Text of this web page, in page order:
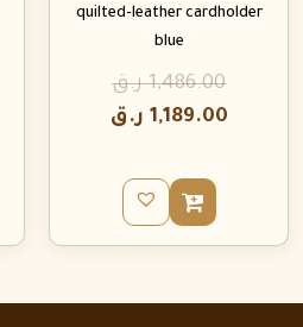
quilted-leather cardholder
blue
1,486.00 ر.ق
1,189.00 ر.ق